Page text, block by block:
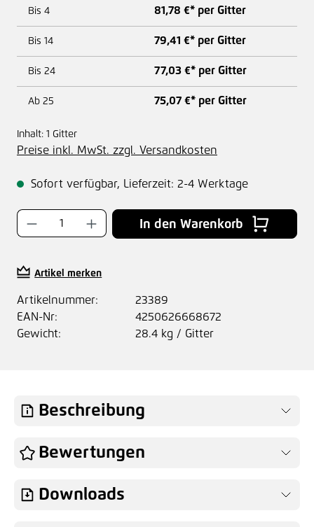
Bis 4 81,78 €* per Gitter
Bis 14 79,41 €* per Gitter
Bis 24 77,03 €* per Gitter
Ab 25 75,07 €* per Gitter
Inhalt: 1 Gitter
Preise inkl. MwSt. zzgl. Versandkosten
Sofort verfügbar, Lieferzeit: 2-4 Werktage
Produkt Anzahl: Gib den gewünschten
In den Warenkorb
Artikel merken
Artikelnummer:
23389
EAN-Nr:
4250626668672
Gewicht:
28.4 kg / Gitter
Beschreibung
Bewertungen
Downloads